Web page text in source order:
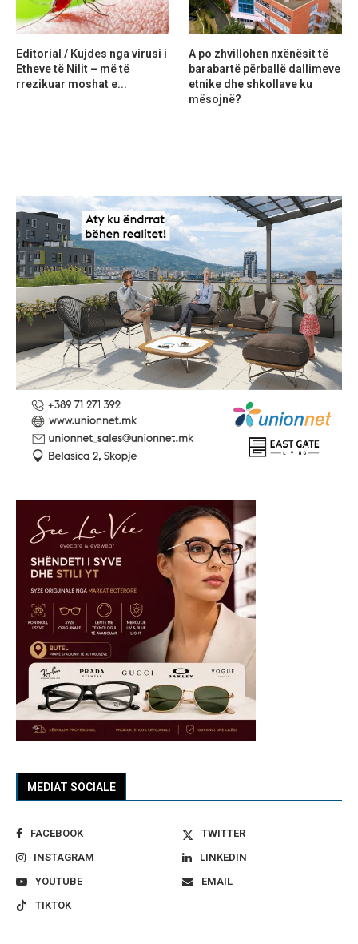
MEDIAT SOCIALE
FACEBOOK
TWITTER
INSTAGRAM
LINKEDIN
YOUTUBE
EMAIL
TIKTOK
Editorial / Kujdes nga virusi i
Etheve të Nilit – më të
rrezikuar moshat e...
A po zhvillohen nxënësit të
barabartë përballë dallimeve
etnike dhe shkollave ku
mësojnë?